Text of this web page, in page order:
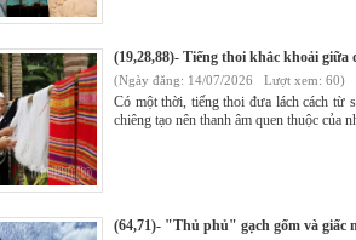
(19,28,88)- Tiếng thoi khắc khoải giữa
(Ngày đăng: 14/07/2026 Lượt xem: 60)
Có một thời, tiếng thoi đưa lách cách từ
chiêng tạo nên thanh âm quen thuộc
(64,71)- "Thủ phủ" gạch gốm và giấc